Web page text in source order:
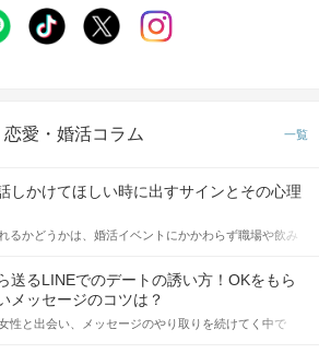
恋愛・婚活コラム 一覧
しかけてほしい時に出すサインとその心理
るかどうかは、婚活イベントにかかわらず職場や飲み
チできるかにも左右されます。 これから恋人作りを本
ようとしている方は、女性が異性を求めて出すサイン
と理解し、正しい行動に移せるかどうかが重要。 この
女性が話しかけて欲しい時に出すサインとその心理を
送るLINEでのデートの誘い方！OKをもら
メッセージのコツは？
性と出会い、メッセージのやり取りを続けてく中で